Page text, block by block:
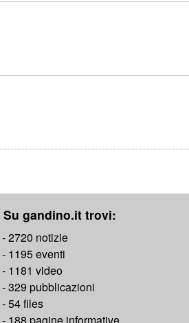
Su gandino.it trovi:
- 2720 notizie
- 1195 eventi
- 1181 video
- 329 pubblicazioni
- 54 files